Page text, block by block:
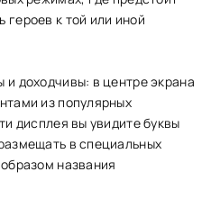
героев к той или иной
и доходчивы: в центре экрана
из популярных
дисплея вы увидите буквы
в специальных
названия